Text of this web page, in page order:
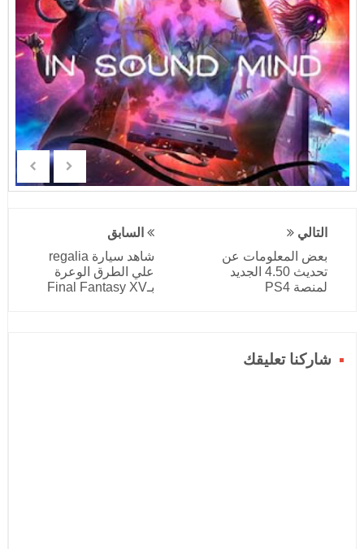
التالي
بعض المعلومات عن
تحديث 4.50 الجديد
لمنصة PS4
السابق
شاهد سيارة regalia
علي الطرق الوعرة
بـFinal Fantasy XV
شاركنا تعليقك